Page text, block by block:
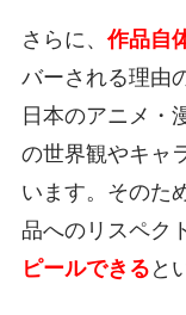
さらに、作品自
バーされる理由
日本のアニメ・
の世界観やキャ
います。そのた
品へのリスペク
ピールできる と